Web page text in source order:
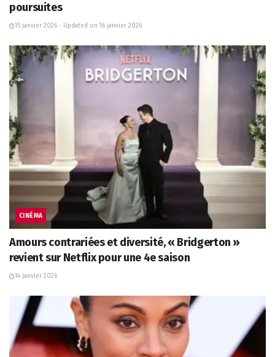
poursuites
15 janvier 2026 - Updated on 16 janvier 2026
CINÉMA
Amours contrariées et diversité, « Bridgerton »
revient sur Netflix pour une 4e saison
14 janvier 2026